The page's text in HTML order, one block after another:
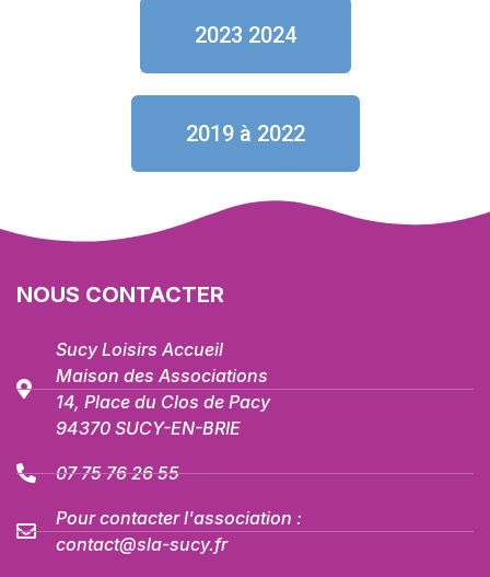
2023 2024
2019 à 2022
NOUS CONTACTER
Sucy Loisirs Accueil
Maison des Associations
14, Place du Clos de Pacy
94370 SUCY-EN-BRIE
07 75 76 26 55
Pour contacter l'association :
contact@sla-sucy.fr